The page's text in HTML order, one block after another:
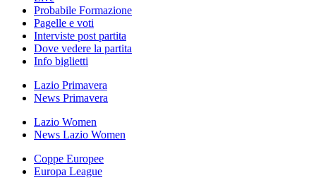
Probabile Formazione
Pagelle e voti
Interviste post partita
Dove vedere la partita
Info biglietti
Lazio Primavera
News Primavera
Lazio Women
News Lazio Women
Coppe Europee
Europa League